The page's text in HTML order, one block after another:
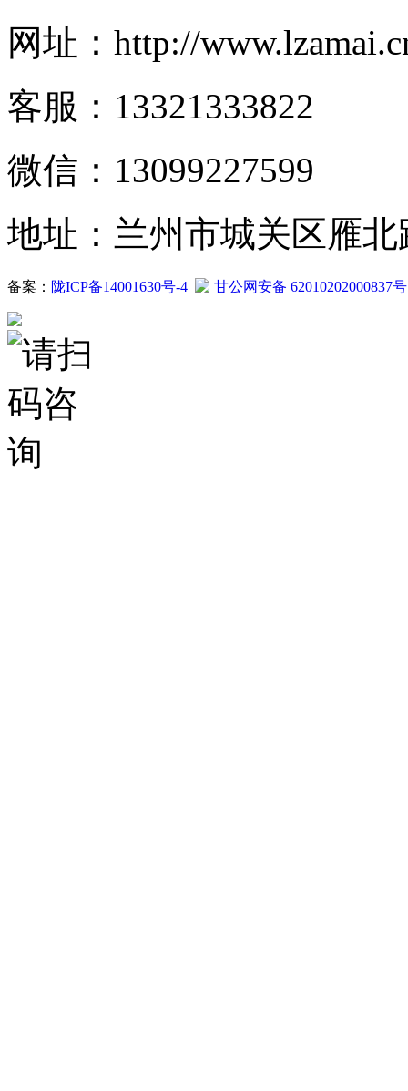
网址：http://
客服：13321333822
微信：13099227599
地址：兰州市城关区雁北
备案： 陇ICP备14001630号-4 甘公网安备 62010202000837号